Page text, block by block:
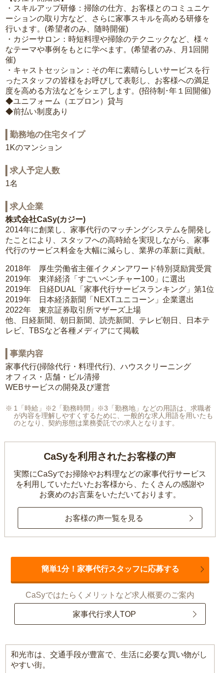
・スキルアップ研修：掃除の仕方、お客様とのコミュニケ
ーションの取り方など、さらに家事スキルを高める研修を
行います。(希望者のみ、随時開催)
・カジーサロン：時短料理や掃除のテクニックなど、様々
なテーマや事例をもとに学べます。(希望者のみ、月1回開
催)
・キャストセッション：その年に素晴らしいサービスを行
ったスタッフの皆様をお呼びして表彰し、お客様への満足
度を高める方法などをシェアします。(招待制･年１回開催)
◆ユニフォーム（エプロン）貸与
◆前払い制度あり
勤務地の住宅タイプ
1Kのマンション
求人予定人数
1名
求人企業
株式会社CaSy(カジー)
2014年に創業し、家事代行のマッチングシステムを開発し
たことにより、スタッフへの高時給を実現しながら、家事
代行のサービス料金を大幅に減らし、業界の革新に貢献。
2018年 厚生労働省主催イクメンアワード特別奨励賞受賞
2019年 東洋経済「すごいベンチャー100」に選出
2019年 日経DUAL「家事代行サービスランキング」第1位
2019年 日本経済新聞「NEXTユニコーン」企業選出
2022年 東京証券取引所マザーズ上場
他、日経新聞、朝日新聞、読売新聞、テレビ朝日、日本テ
レビ、TBSなど各種メディアにて掲載
事業内容
家事代行(掃除代行・料理代行)、ハウスクリーニング
オフィス・店舗・ビル清掃
WEBサービスの開発及び運営
1「時給」※2「勤務時間」※3「勤務地」などの用語は、求職者
が内容を理解しやすくするために、一般的な求人用語を用いたも
のとなり、契約形態は業務委託での求人となります。
CaSyを利用されたお客様の声
実際にCaSyでお掃除やお料理などの家事代行サービス
を利用していただいたお客様から、 たくさんの感謝や
お褒めのお言葉をいただいております。
お客様の声一覧を見る
簡単1分！家事代行スタッフに応募する
CaSyではたらくメリットなど求人概要のご案内
家事代行求人TOP
和光市は、交通手段が豊富で、生活に必要な買い物がし
やすい街。